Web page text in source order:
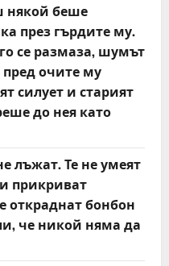
някой беше
през гърдите му.
се размаза, шумът
пред очите му
силует и старият
до нея като
лъжат. Те не умеят
прикриват
откраднат бонбон
че никой няма да